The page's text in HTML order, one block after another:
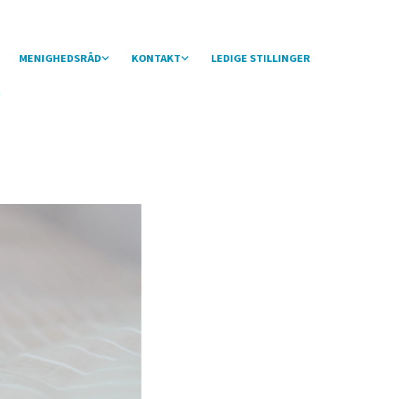
MENIGHEDSRÅD KONTAKT LEDIGE STILLINGER